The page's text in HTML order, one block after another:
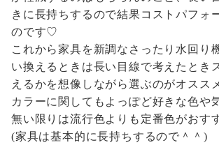
きに長持ちするので結果コストパフォ
のです♡
これから家具を新調なさったり水回り
い換えるときは長い目線で考えたとき
えるかを想像しながら選ぶのがオスス
カラーに関してもよっぽど好きな色や
無い限りは流行色よりも定番色がおす
(家具は基本的に長持ちするので＾＾)